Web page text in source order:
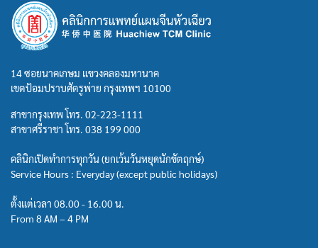
14 ซอยนาคเกษม แขวงคลองมหานาค
เขตป้อมปราบศัตรูพ่าย กรุงเทพฯ 10100
สาขากรุงเทพ โทร. 02-223-1111
สาขาศรีราชา โทร. 038 199 000
คลินิกเปิดทำการทุกวัน (ยกเว้นวันหยุดนักขัตฤกษ์)
Service Hours : Everyday (except public holidays)
ตั้งแต่เวลา 08.00 - 16.00 น.
From 8 AM – 4 PM